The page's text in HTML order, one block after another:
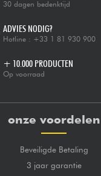
30 dagen bedenktijd
ADVIES NODIG?
Hotline : +33 1 81 930 900
+ 10.000 PRODUCTEN
Op voorraad
onze voordelen
Beveiligde Betaling
3 jaar garantie